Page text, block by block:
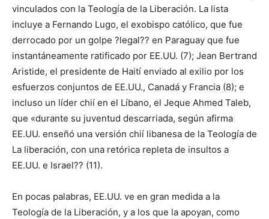
vinculados con la Teología de la Liberación. La lista
incluye a Fernando Lugo, el exobispo católico, que fue
derrocado por un golpe ?legal?? en Paraguay que fue
instantáneamente ratificado por EE.UU. (7); Jean Bertrand
Aristide, el presidente de Haití enviado al exilio por los
esfuerzos conjuntos de EE.UU., Canadá y Francia (8); e
incluso un líder chií en el Líbano, el Jeque Ahmed Taleb,
que «durante su juventud descarriada, según afirma
EE.UU. enseñó una versión chií libanesa de la Teología de
La liberación, con una retórica repleta de insultos a
EE.UU. e Israel?? (11).
En pocas palabras, EE.UU. ve en gran medida a la
Teología de la Liberación, y a los que la apoyan, como